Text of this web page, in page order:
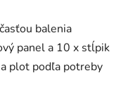
balenia
panel a 10 x stĺpik
plot podľa potreby